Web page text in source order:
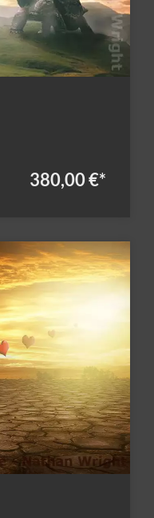
380,00 €*